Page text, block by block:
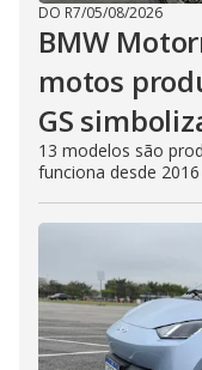
DO R7/05/08/2026
BMW
motos
GS
13 modelos são
funciona desde 2016